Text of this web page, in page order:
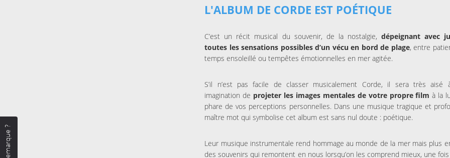
L'ALBUM DE CORDE EST POÉTIQUE
C’est un récit musical du souvenir, de la nostalgie, dépeignant avec
toutes les sensations possibles d’un vécu en bord de plage, entre
temps ensoleillé ou tempêtes émotionnelles en mer agitée.
S’il n’est pas facile de classer musicalement Corde, il sera très aisé
imagination de projeter les images mentales de votre propre film à la
phare de vos perceptions personnelles. Dans une musique tragique et
maître mot qui symbolise cet album est sans nul doute : poétique.
Leur musique instrumentale rend hommage au monde de la mer mais plus
des souvenirs qui remontent en nous lorsqu’on les comprend mieux, une